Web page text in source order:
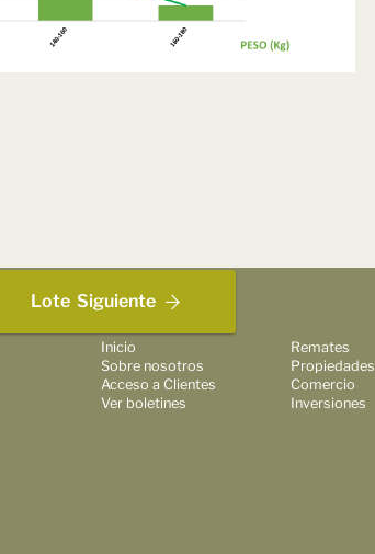
Lote Siguiente
Inicio
Sobre nosotros
Acceso a Clientes
Ver boletines
Remates
Propiedades
Comercio
Inversiones